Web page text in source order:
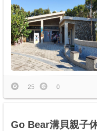
25 0
Go Bear溝貝親子